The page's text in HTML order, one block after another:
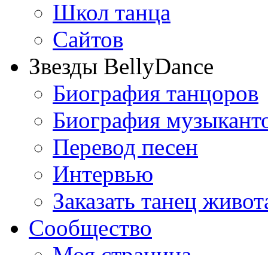
Школ танца
Сайтов
Звезды BellyDance
Биография танцоров
Биография
Перевод песен
Интервью
Заказать танец
Сообщество